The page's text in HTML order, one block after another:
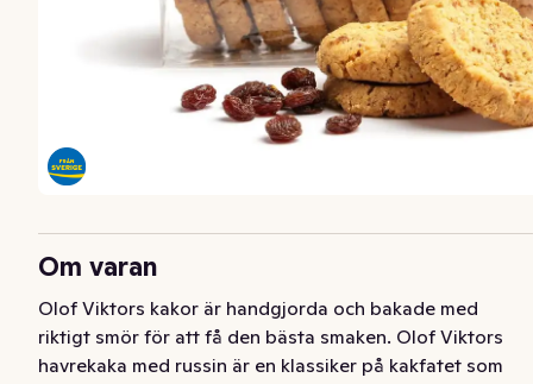
Om varan
Olof Viktors kakor är handgjorda och bakade med
riktigt smör för att få den bästa smaken. Olof Viktors
havrekaka med russin är en klassiker på kakfatet som